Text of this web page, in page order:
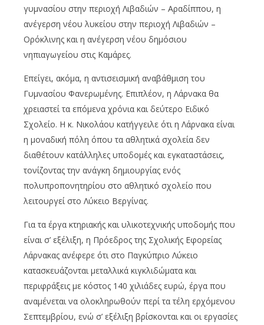
γυμνασίου στην περιοχή Λιβαδιών – Αραδίππου, η
ανέγερση νέου λυκείου στην περιοχή Λιβαδιών –
Ορόκλινης και η ανέγερση νέου δημόσιου
νηπιαγωγείου στις Καμάρες.
Επείγει, ακόμα, η αντισεισμική αναβάθμιση του
Γυμνασίου Φανερωμένης. Επιπλέον, η Λάρνακα θα
χρειαστεί τα επόμενα χρόνια και δεύτερο Ειδικό
Σχολείο. Η κ. Νικολάου κατήγγειλε ότι η Λάρνακα είναι
η μοναδική πόλη όπου τα αθλητικά σχολεία δεν
διαθέτουν κατάλληλες υποδομές και εγκαταστάσεις,
τονίζοντας την ανάγκη δημιουργίας ενός
πολυπροπονητηρίου στο αθλητικό σχολείο που
λειτουργεί στο Λύκειο Βεργίνας.
Για τα έργα κτηριακής και υλικοτεχνικής υποδομής που
είναι σ’ εξέλιξη, η Πρόεδρος της Σχολικής Εφορείας
Λάρνακας ανέφερε ότι στο Παγκύπριο Λύκειο
κατασκευάζονται μεταλλικά κιγκλιδώματα και
περιφράξεις με κόστος 140 χιλιάδες ευρώ, έργα που
αναμένεται να ολοκληρωθούν περί τα τέλη ερχόμενου
Σεπτεμβρίου, ενώ σ’ εξέλιξη βρίσκονται και οι εργασίες